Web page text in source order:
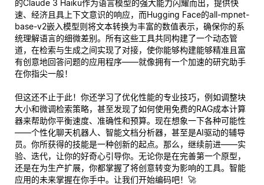
的Claude 3 Haiku作为语言模型的强大能力闪耀而出，提供快
速、经济且具上下文意识的响应，而Hugging Face的all-mpnet-
base-v2嵌入模型则将文本转换为丰富的数值表示，确保你的系
统理解语言的细微差别。所有这些工具共同构建了一个动态管
道，在检索与生成之间实现了对接，使你能够构建能够精准且富
有创意地回答问题的应用程序——就像拥有一个加速的研究助手
在你指尖一般！
但这还不止于此！你还学习了优化性能的专业技巧，例如调整块
大小和微调检索策略，甚至发现了如何使用免费的RAG成本计算
器来帮助你平衡速度、准确性和预算。现在想象一下各种可能性
——个性化聊天机器人、智能文档分析器，甚至是AI驱动的辅导
员。你所获得的技能是一种创新的起点。那么，继续前进——实
验、迭代，让你的好奇心引导你。无论你是在完善第一个原型，
还是在为生产扩展，你都掌握了将创意转变为影响的工具。智能
应用的未来掌握在你手中。让我们开始编码吧！🚀